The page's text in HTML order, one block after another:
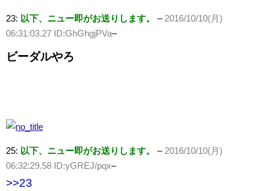
23: 以下、ニュー即がお送りします。 –2016/10/10(月)
06:31:03.27 ID:GhGhgjPVa–
ビーダルやろ
25: 以下、ニュー即がお送りします。 –2016/10/10(月)
06:32:29.58 ID:yGREJ/pqx–
>>23